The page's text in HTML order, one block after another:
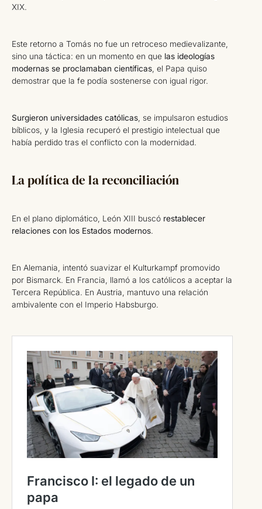
XIX.
Este retorno a Tomás no fue un retroceso medievalizante,
sino una táctica: en un momento en que las ideologías
modernas se proclamaban científicas , el Papa quiso
demostrar que la fe podía sostenerse con igual rigor.
Surgieron universidades católicas, se impulsaron estudios
bíblicos, y la Iglesia recuperó el prestigio intelectual que
había perdido tras el conflicto con la modernidad.
La política de la reconciliación
En el plano diplomático, León XIII buscó restablecer
relaciones con los Estados modernos.
En Alemania, intentó suavizar el Kulturkampf promovido
por Bismarck. En Francia, llamó a los católicos a aceptar la
Tercera República. En Austria, mantuvo una relación
ambivalente con el Imperio Habsburgo.